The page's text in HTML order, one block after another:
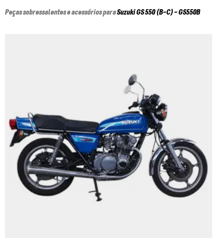
Peças sobressalentes e acessórios paraSuzukiGS 550 (B-C) - GS550B